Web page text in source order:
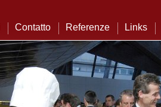
Contatto Referenze Links